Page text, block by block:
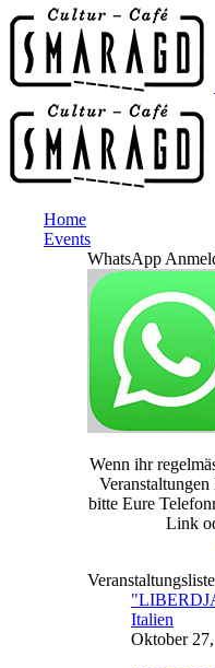
Home
Events
WhatsApp
Wenn ihr
bitte Eure
Link
Veranstaltungsliste
Italien
Oktober